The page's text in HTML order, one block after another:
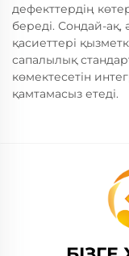
дефекттердің
береді. Сондай-ақ,
қасиеттері
сапалылық
көмектесетін
қамтамасыз етеді.